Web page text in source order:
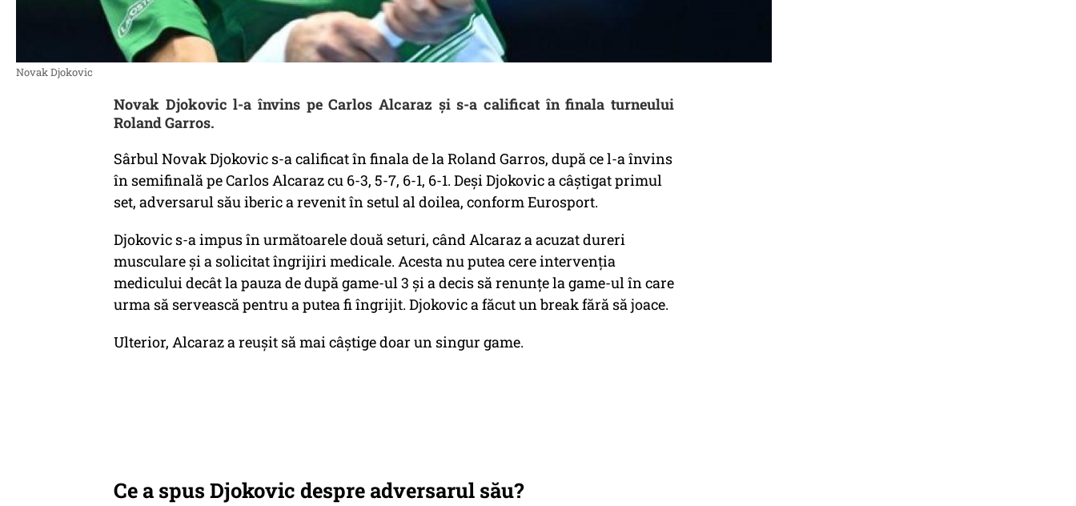
Novak Djokovic
Novak Djokovic l-a învins pe Carlos Alcaraz și s-a calificat în finala turneului
Roland Garros.
Sârbul Novak Djokovic s-a calificat în finala de la Roland Garros, după ce l-a învins
în semifinală pe Carlos Alcaraz cu 6-3, 5-7, 6-1, 6-1. Deși Djokovic a câștigat primul
set, adversarul său iberic a revenit în setul al doilea, conform Eurosport.
Djokovic s-a impus în următoarele două seturi, când Alcaraz a acuzat dureri
musculare și a solicitat îngrijiri medicale. Acesta nu putea cere intervenția
medicului decât la pauza de după game-ul 3 și a decis să renunțe la game-ul în care
urma să servească pentru a putea fi îngrijit. Djokovic a făcut un break fără să joace.
Ulterior, Alcaraz a reușit să mai câștige doar un singur game.
Ce a spus Djokovic despre adversarul său?